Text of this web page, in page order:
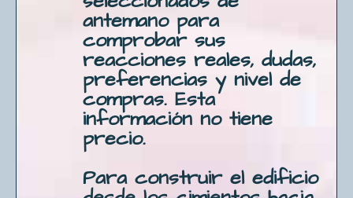
antemano para
comprobar sus
reacciones reales, dudas,
preferencias y nivel de
compras. Esta
información no tiene
precio.
Para construir el edificio